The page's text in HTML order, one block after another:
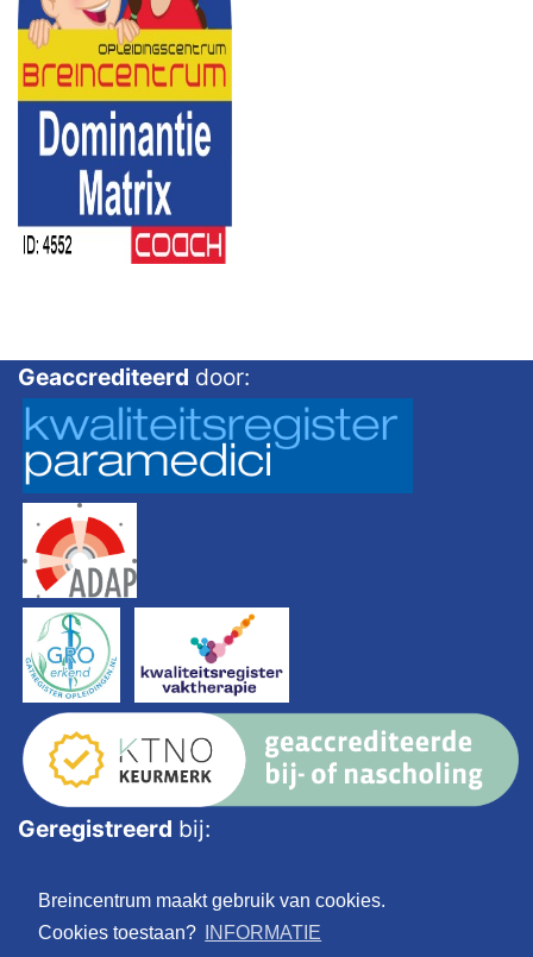
Breincentrum maakt gebruik van cookies.
Cookies toestaan?
INFORMATIE
Geaccrediteerd door:
Geregistreerd bij: